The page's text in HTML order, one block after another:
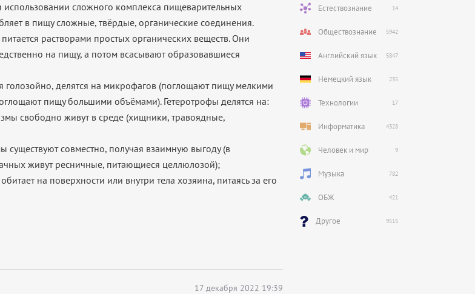
сложного комплекса пищеварительных
в пищу сложные, твёрдые, органические соединения.
растворами простых органических веществ. Они
на пищу, а потом всасывают образовавшиеся
голозойно, делятся на микрофагов (поглощают пищу мелкими
пищу большими объёмами). Гетеротрофы делятся на:
свободно живут в среде (хищники, травоядные,
существуют совместно, получая взаимную выгоду (в
живут ресничные, питающиеся целлюлозой);
на поверхности или внутри тела хозяина, питаясь за его
17 декабря 2022 19:39
Естествознание 14
Обществознание 5942
Английский язык 5847
Немецкий язык 235
Технологии 17
Информатика 4328
Человек и мир 9
Музыка 782
ОБЖ 421
Другое 9515